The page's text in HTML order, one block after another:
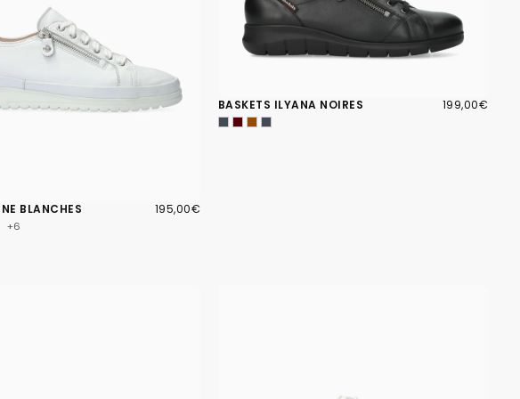
BLANCHES 195,00€
PRIX
195,00€
+6
BASKETS ILYANA NOIRES 199,00€
PRIX
199,00€